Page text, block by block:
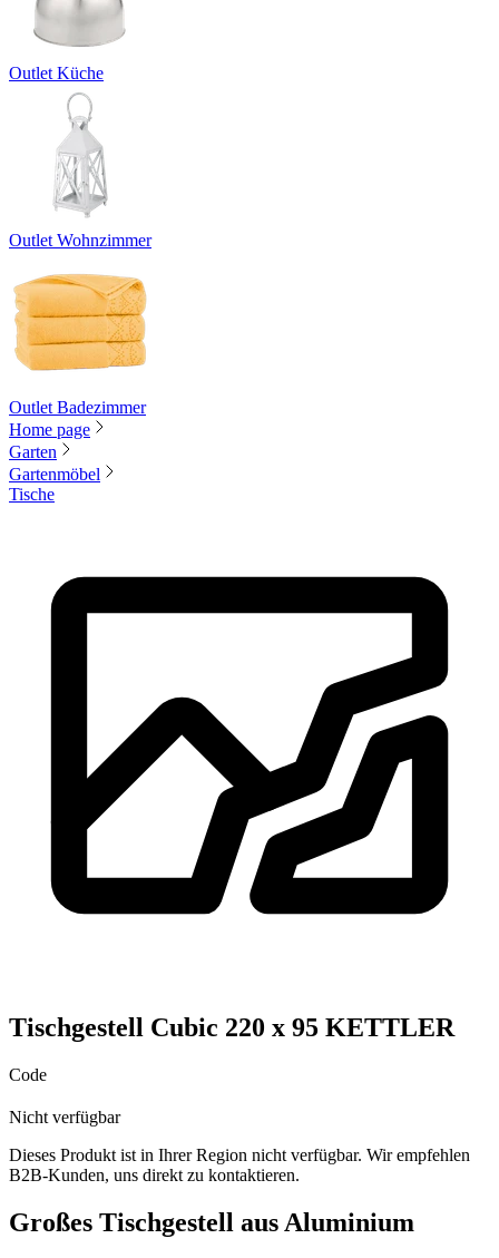
Outlet Küche
Outlet Wohnzimmer
Outlet Badezimmer
Home page
Garten
Gartenmöbel
Tische
Tischgestell Cubic 220 x 95 KETTLER
Code
Nicht verfügbar
Dieses Produkt ist in Ihrer Region nicht verfügbar. Wir empfehlen
B2B-Kunden, uns direkt zu kontaktieren.
Großes Tischgestell aus Aluminium